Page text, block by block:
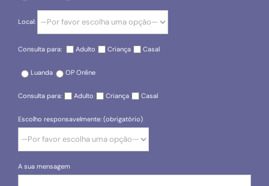
Local:
Consulta para: Adulto Criança Casal
Luanda OP Online
Consulta para: Adulto Criança Casal
Escolho responsavelmente: (obrigatório)
A sua mensagem